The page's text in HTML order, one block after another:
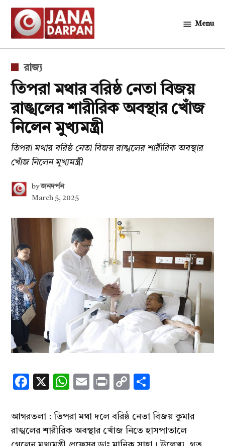
Skip
content
Menu
POSTED
রাজ্য
তিপরা মথার বরিষ্ঠ নেতা বিজয়
রাঙ্খলের শারীরিক অবস্থার খোঁজ
নিলেন মুখ্যমন্ত্রী
তিপরা মথার বরিষ্ঠ নেতা বিজয় রাঙ্খলের শারীরিক অবস্থার
খোঁজ নিলেন মুখ্যমন্ত্রী
by জনদর্পন
March 5, 2025
Facebook
X WhatsApp
EmailPrintCopy
আগরতলা : তিপরা মথা দলে বরিষ্ঠ নেতা বিজয় কুমার
রাঙ্খলের শারীরিক অবস্থার খোঁজ নিতে হাসপাতালে